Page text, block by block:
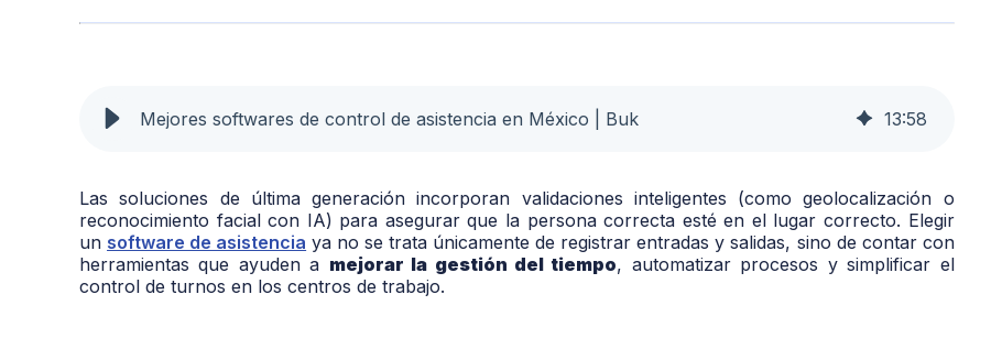
Mejores softwares de control de asistencia en México | Buk 13:58
Las soluciones de última generación incorporan validaciones inteligentes (como geolocalización o
reconocimiento facial con IA) para asegurar que la persona correcta esté en el lugar correcto. Elegir
un software de asistencia ya no se trata únicamente de registrar entradas y salidas, sino de contar con
herramientas que ayuden a mejorar la gestión del tiempo, automatizar procesos y simplificar el
control de turnos en los centros de trabajo.